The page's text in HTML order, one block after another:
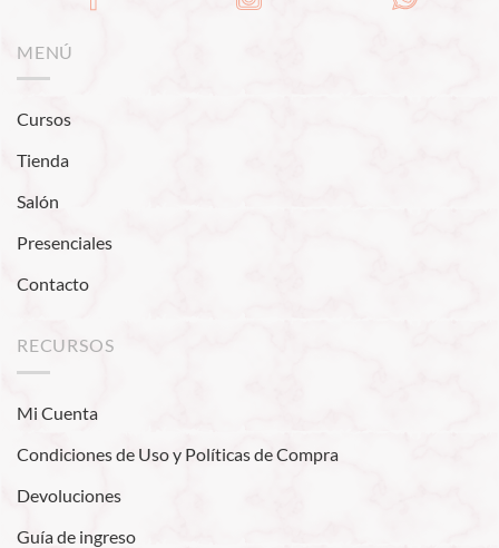
MENÚ
Cursos
Tienda
Salón
Presenciales
Contacto
RECURSOS
Mi Cuenta
Condiciones de Uso y Políticas de Compra
Devoluciones
Guía de ingreso